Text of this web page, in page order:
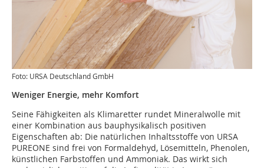
Foto: URSA Deutschland GmbH
Weniger Energie, mehr Komfort
Seine Fähigkeiten als Klimaretter rundet Mineralwolle mit
einer Kombination aus bauphysikalisch positiven
Eigenschaften ab: Die natürlichen Inhaltsstoffe von URSA
PUREONE sind frei von Formaldehyd, Lösemitteln, Phenolen,
künstlichen Farbstoffen und Ammoniak. Das wirkt sich